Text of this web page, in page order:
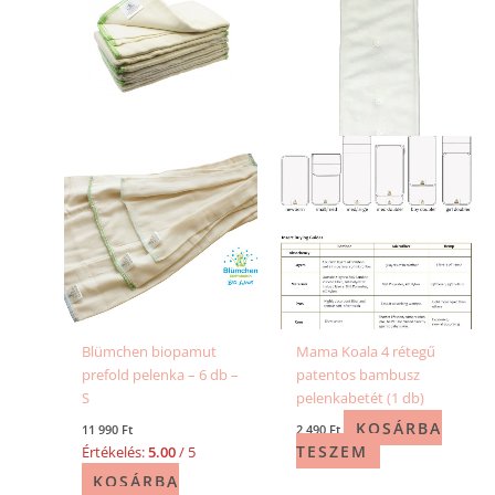
Blümchen biopamut
prefold pelenka – 6 db –
S
11 990 Ft
Értékelés:5.00/ 5
KOSÁRBA
Mama Koala 4 rétegű
patentos bambusz
pelenkabetét (1 db)
2 490 Ft
KOSÁRBA
TESZEM